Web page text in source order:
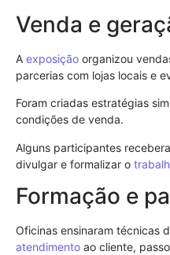
Venda e
A exposição organizou
parcerias com lojas locais e
Foram criadas estratégias
condições de venda.
Alguns participantes
divulgar e formalizar o
Formação e
Oficinas ensinaram técnicas
atendimento ao cliente,